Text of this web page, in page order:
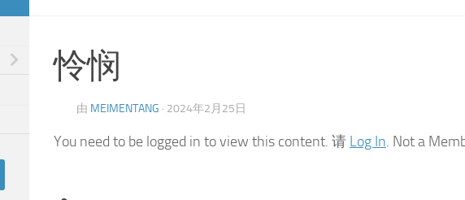
怜悯
由 MEIMENTANG · 2024年2月25日
You need to be logged in to view this content. 请 Log In. Not a